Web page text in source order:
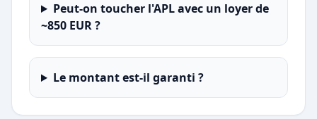
Peut-on toucher l'APL avec un loyer de
~850 EUR ?
Le montant est-il garanti ?